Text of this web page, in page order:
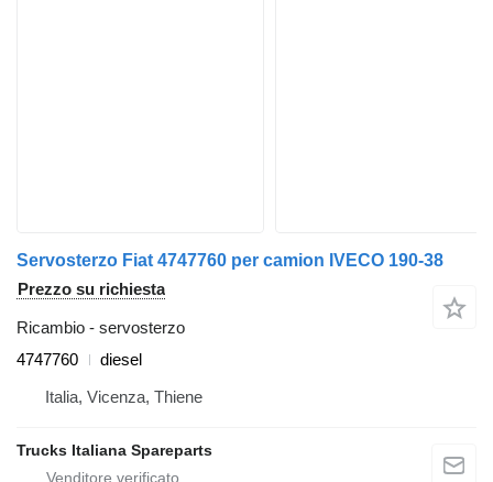
Servosterzo Fiat 4747760 per camion IVECO 190-38
Prezzo su richiesta
Ricambio - servosterzo
4747760
diesel
Italia, Vicenza, Thiene
Trucks Italiana Spareparts